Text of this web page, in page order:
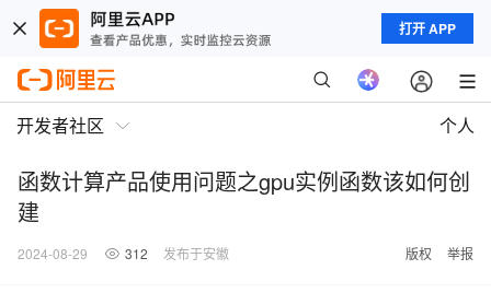
打开 APP
开发者社区 个人
函数计算产品使用问题之gpu实例函数该如何创
建
2024-08-29 312 发布于安徽 版权 举报